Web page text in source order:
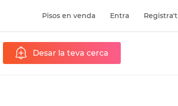
Pisos en venda Entra Registra't
Desar la teva cerca